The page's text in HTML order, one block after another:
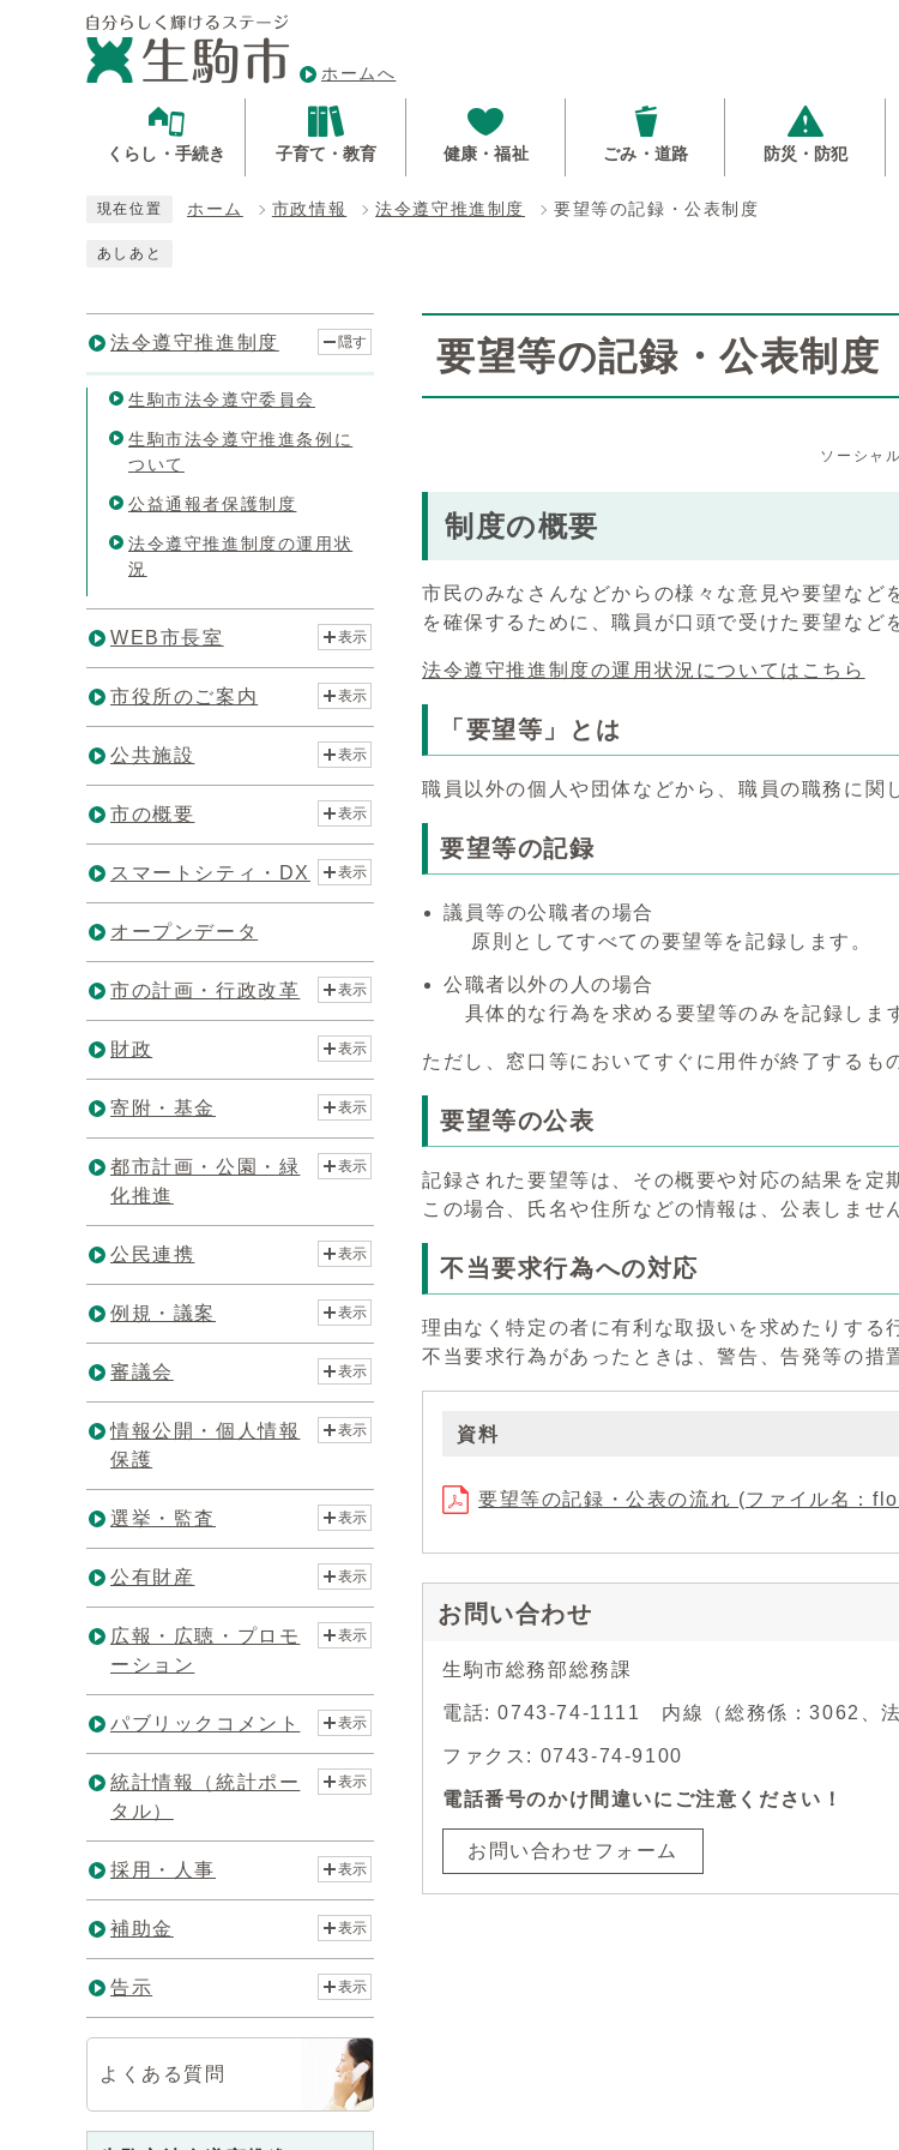
ホームへ
くらし・手続き 子育て・教育 健康・福祉 ごみ・道路 防災・防犯
現在位置 ホーム 市政情報 法令遵守推進制度 要望等の記録・公表制度
あしあと
要望等の記録・公表制度
ソーシャ
制度の概要
市民のみなさんなどからの様々な意見や要望な
を確保するために、職員が口頭で受けた要望など
法令遵守推進制度の運用状況についてはこちら
「要望等」とは
職員以外の個人や団体などから、職員の職務に関
要望等の記録
議員等の公職者の場合
原則としてすべての要望等を記録します。
公職者以外の人の場合
具体的な行為を求める要望等のみを記録しま
ただし、窓口等においてすぐに用件が終了するも
要望等の公表
記録された要望等は、その概要や対応の結果を定
この場合、氏名や住所などの情報は、公表しませ
不当要求行為への対応
理由なく特定の者に有利な取扱いを求めたりす
不当要求行為があったときは、警告、告発等の措
資料
要望等の記録・公表の流れ (ファイル名：
お問い合わせ
生駒市総務部総務課
電話: 0743-74-1111 内線（総務係：3062、
ファクス: 0743-74-9100
電話番号のかけ間違いにご注意ください！
お問い合わせフォーム
法令遵守推進制度 隠す
生駒市法令遵守委員会
生駒市法令遵守推進条例に
ついて
公益通報者保護制度
法令遵守推進制度の運用状
況
WEB市長室 表示
市役所のご案内 表示
公共施設 表示
市の概要 表示
スマートシティ・DX 表示
オープンデータ
市の計画・行政改革 表示
財政 表示
寄附・基金 表示
都市計画・公園・緑
化推進
表示
公民連携 表示
例規・議案 表示
審議会 表示
情報公開・個人情報
保護
表示
選挙・監査 表示
公有財産 表示
広報・広聴・プロモ
ーション
表示
パブリックコメント 表示
統計情報（統計ポー
タル）
表示
採用・人事 表示
補助金 表示
告示 表示
よくある質問